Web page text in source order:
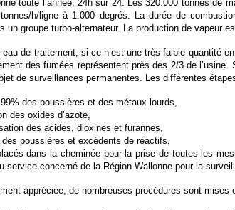
toute l’année, 24h sur 24. Les 320.000 tonnes de
h/ligne à 1.000 degrés. La durée de
un groupe turbo-alternateur. La production de vapeur
de traitement, si ce n’est une très faible quantité
des fumées représentent près des 2/3 de
de surveillances permanentes. Les différentes
des poussières et des métaux lourds,
des oxides d’azote,
des acides, dioxines et furannes,
poussières et excédents de réactifs,
dans la cheminée pour la prise de toutes les
service concerné de la Région Wallonne pour la
appréciée, de nombreuses procédures sont